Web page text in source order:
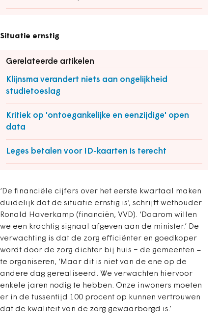
Situatie ernstig
Gerelateerde artikelen
Klijnsma verandert niets aan ongelijkheid
studietoeslag
Kritiek op 'ontoegankelijke en eenzijdige' open
data
Leges betalen voor ID-kaarten is terecht
‘De financiële cijfers over het eerste kwartaal maken
duidelijk dat de situatie ernstig is’, schrijft wethouder
Ronald Haverkamp (financiën, VVD). ‘Daarom willen
we een krachtig signaal afgeven aan de minister.’ De
verwachting is dat de zorg efficiënter en goedkoper
wordt door de zorg dichter bij huis − de gemeenten –
te organiseren, ‘Maar dit is niet van de ene op de
andere dag gerealiseerd. We verwachten hiervoor
enkele jaren nodig te hebben. Onze inwoners moeten
er in de tussentijd 100 procent op kunnen vertrouwen
dat de kwaliteit van de zorg gewaarborgd is.’